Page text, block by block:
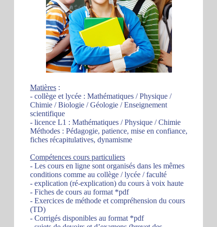
Matières :
- collège et lycée : Mathématiques / Physique /
Chimie / Biologie / Géologie / Enseignement
scientifique
- licence L1 : Mathématiques / Physique / Chimie
Méthodes : Pédagogie, patience, mise en confiance,
fiches récapitulatives, dynamisme
Compétences cours particuliers
- Les cours en ligne sont organisés dans les mêmes
conditions comme au collège / lycée / faculté
- explication (ré-explication) du cours à voix haute
- Fiches de cours au format *pdf
- Exercices de méthode et compréhension du cours
(TD)
- Corrigés disponibles au format *pdf